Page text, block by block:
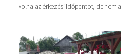
volna az érkezési időpontot, de nem